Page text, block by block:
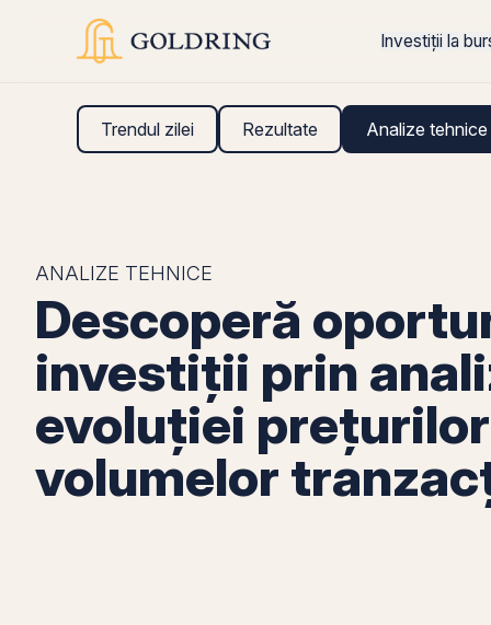
Investiții la
Trendul zilei Rezultate Analize tehnice
ANALIZE TEHNICE
Descoperă
investiții prin
evoluției
volumelor